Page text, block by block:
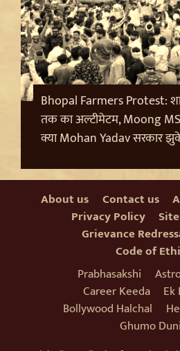
Jantar Mantar से अदालत तक: Brij
यौन उत्पीड़न मामले में Legal Battle
Sanjay Raut on Ram Mandir: 'राम
चढ़ावा चोरी के मुद्दे पर Shiv Sena
Bhopal Farmers Protest:
तक का अल्टीमेटम, Moong
क्या Mohan Yadav सरकार
About us Contact us
Privacy Policy
Grievance
Code of
Prabhasakshi
Career Keeda
Ek
Bollywood Halchal
Ghumo